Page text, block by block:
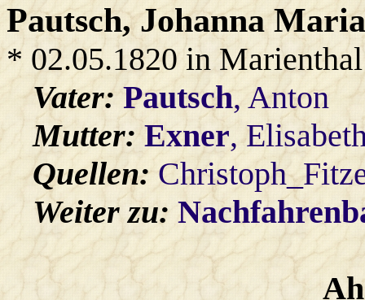
Pautsch, Johanna
* 02.05.1820 in Marienthal
Vater:Pautsch, Anton
Mutter:Exner,
Quellen:
Weiter zu: